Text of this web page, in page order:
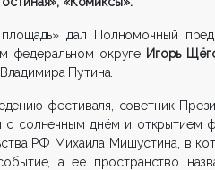
дал Полномочный
федеральном округе Игорь
Путина.
фестиваля, советник
с солнечным днём и открытием
РФ Михаила Мишустина, в
а её пространство